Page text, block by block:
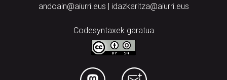
andoain@aiurri.eus | idazkaritza@aiurri.eus
Codesyntaxek garatua